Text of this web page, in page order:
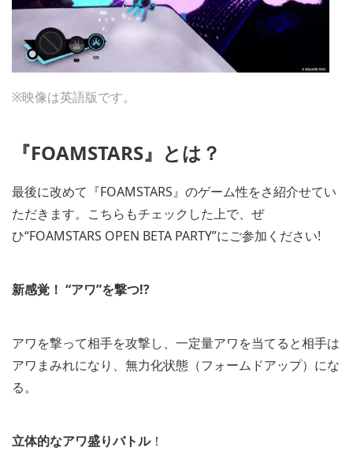
※映像は英語版です。
『FOAMSTARS』とは？
最後に改めて『FOAMSTARS』のゲーム性をさ紹介せてい
ただきます。こちらもチェックした上で、ぜ
ひ“FOAMSTARS OPEN BETA PARTY”にご参加ください!
新感覚！ “アワ”を撃つ!?
アワを撃って相手を攻撃し、一定量アワを当てると相手は
アワまみれになり、無力化状態（フォームドアップ）にな
る。
立体的なアワ盛りバトル！